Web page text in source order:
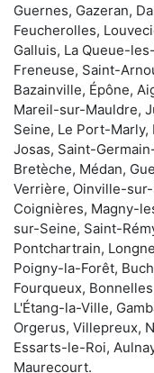
Guernes, Gazeran,
Feucherolles,
Galluis, La Queue-
Freneuse, Saint-
Bazainville, Épône,
Mareil-sur-Mauldre,
Seine, Le Port-
Josas, Saint-
Bretèche, Médan,
Verrière, Oinville-
Coignières, Magny-
sur-Seine, Saint-
Pontchartrain,
Poigny-la-Forêt,
Fourqueux,
L'Étang-la-Ville,
Orgerus, Villepreux,
Essarts-le-Roi,
Maurecourt.